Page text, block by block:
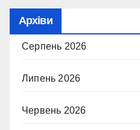
Архіви
Серпень 2026
Липень 2026
Червень 2026